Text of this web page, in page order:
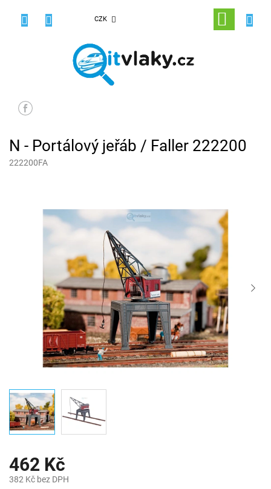
CZK
NÁKUPNÍ
KOŠÍK
N - Portálový jeřáb / Faller 222200
222200FA
462 Kč
382 Kč bez DPH